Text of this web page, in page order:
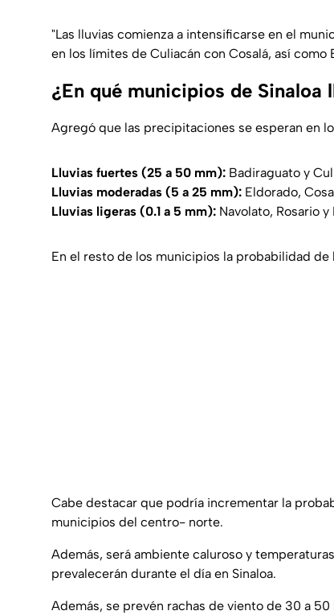
"Las lluvias comienza a intensificarse en el
en los límites de Culiacán con Cosalá, así
¿En qué municipios de Sinaloa
Agregó que las precipitaciones se esperan en
Lluvias fuertes (25 a 50 mm): Badiraguato y
Lluvias moderadas (5 a 25 mm): Eldorado,
Lluvias ligeras (0.1 a 5 mm): Navolato, Rosario y
En el resto de los municipios la probabilidad de
Cabe destacar que podría incrementar la
municipios del centro- norte.
Además, será ambiente caluroso y
prevalecerán durante el día en Sinaloa.
Además, se prevén rachas de viento de 30 a